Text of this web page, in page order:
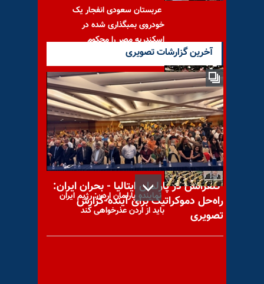
عربستان سعودی انفجار یک
خودروی بمبگذاری شده در
اسکندریه مصر را محکوم
برملا شدن مشتی از خروار
فضیحت‌های رژیم در مناظره‌های
انتخابات قلابی و
نماینده پارلمان اردن: رژیم ایران
باید از اردن عذرخواهی کند
آخرین گزارشات تصویری
کنفرانس در پارلمان ایتالیا - بحران ایران:
راه‌حل دموکراتیک برای آینده-گزارش
تصویری